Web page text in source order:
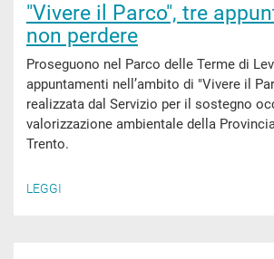
"Vivere il Parco", tre
non perdere
Proseguono nel Parco delle Terme di
appuntamenti nell’ambito di "Vivere il
realizzata dal Servizio per il sostegno
valorizzazione ambientale della
Trento.
LEGGI